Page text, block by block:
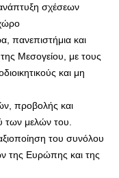
σχέσεων
πανεπιστήμια και
Μεσογείου, με τους
και μη
προβολής και
των μελών του.
του συνόλου
της Ευρώπης και της